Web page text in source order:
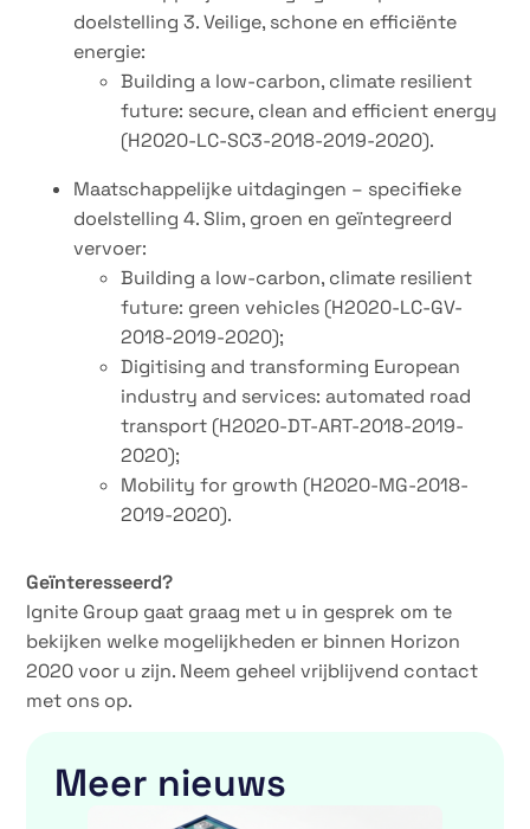
doelstelling 3. Veilige, schone en efficiënte
energie:
Building a low-carbon, climate resilient
future: secure, clean and efficient energy
(H2020-LC-SC3-2018-2019-2020).
Maatschappelijke uitdagingen – specifieke
doelstelling 4. Slim, groen en geïntegreerd
vervoer:
Building a low-carbon, climate resilient
future: green vehicles (H2020-LC-GV-
2018-2019-2020);
Digitising and transforming European
industry and services: automated road
transport (H2020-DT-ART-2018-2019-
2020);
Mobility for growth (H2020-MG-2018-
2019-2020).
Geïnteresseerd?
Ignite Group gaat graag met u in gesprek om te
bekijken welke mogelijkheden er binnen Horizon
2020 voor u zijn. Neem geheel vrijblijvend contact
met ons op.
Meer nieuws